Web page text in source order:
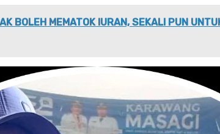
BOLEH MEMATOK IURAN, SEKALI PUN